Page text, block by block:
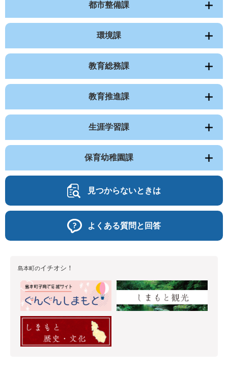
都市整備課
環境課
教育総務課
教育推進課
生涯学習課
保育幼稚園課
見つからないときは
よくある質問と回答
島本町のイチオシ！